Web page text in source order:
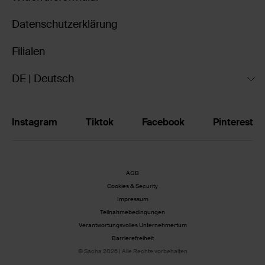
Datenschutzerklärung
Filialen
DE | Deutsch
Instagram Tiktok Facebook Pinterest
AGB
Cookies & Security
Impressum
Teilnahmebedingungen
Verantwortungsvolles Unternehmertum
Barrierefreiheit
© Sacha 2026 | Alle Rechte vorbehalten